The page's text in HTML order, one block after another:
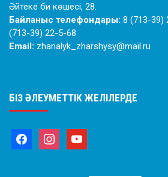
Әйтеке би көшесі, 28.
Байланыс телефондары: 8 (713-39)
(713-39) 22-5-68
Email: zhanalyk_zharshysy@mail.ru
БІЗ ӘЛЕУМЕТТІК ЖЕЛІЛЕРДЕ